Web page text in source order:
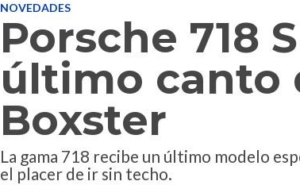
NOVEDADES
Porsche 718
último canto
Boxster
La gama 718 recibe un último modelo
el placer de ir sin techo.